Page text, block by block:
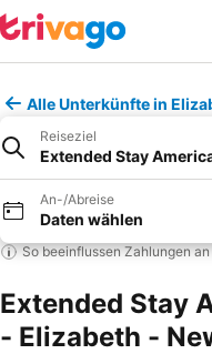
Alle Unterkünfte in
Reiseziel
Extended Stay
An-/Abreise
Daten wählen
So beeinflussen Zahlungen
Extended Stay
- Elizabeth -